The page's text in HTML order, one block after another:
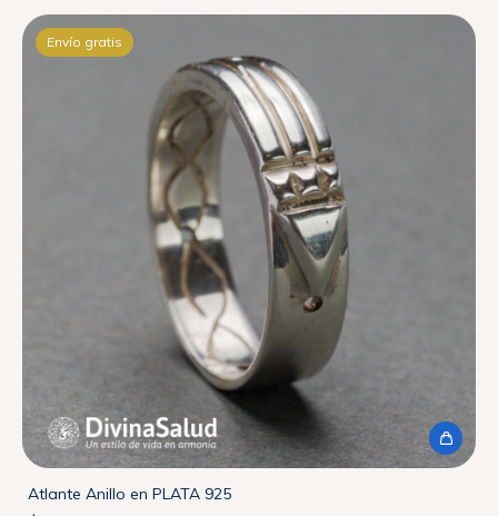
Envío gratis
Atlante Anillo en PLATA 925